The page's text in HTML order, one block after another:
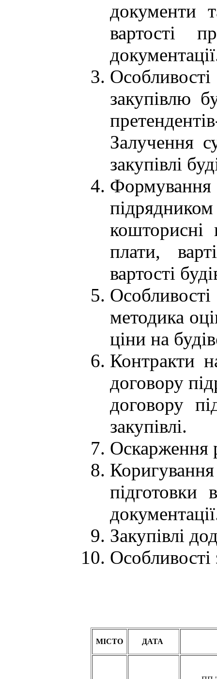
документи
вартості
закупівлю
Залучення
закупівлі
кошторисні
плати,
вартості
методика
ціни на
Контракти
договору
договору
закупівлі.
Оскарження
підготовки
Закупівлі
Особливості
МІСТО ДАТА